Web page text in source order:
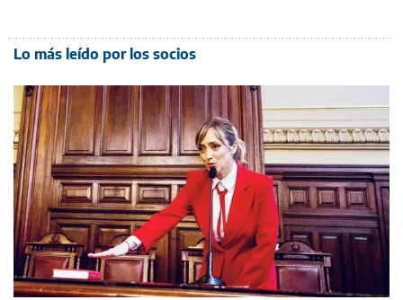
Lo más leído por los socios